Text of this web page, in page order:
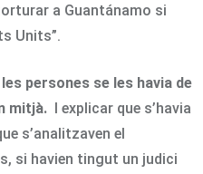
a Guantánamo si
Units”.
persones se les havia de
mitjà. I explicar que s’havia
s’analitzaven el
si havien tingut un judici